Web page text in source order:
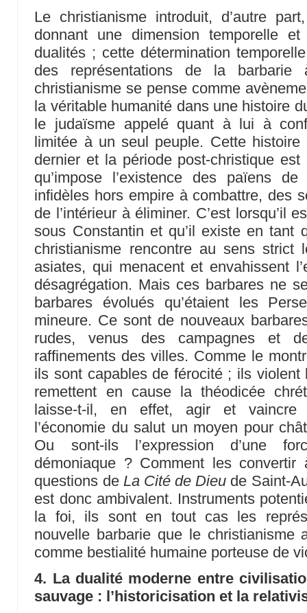
Le christianisme introduit, d’autre
donnant une dimension temporelle
dualités ; cette détermination
des représentations de la barbarie
christianisme se pense comme
la véritable humanité dans une histoire
le judaïsme appelé quant à lui à
limitée à un seul peuple. Cette
dernier et la période post-christique
qu’impose l’existence des païens
infidèles hors empire à combattre, des
de l’intérieur à éliminer. C’est lorsqu’il
sous Constantin et qu’il existe en tant
christianisme rencontre au sens strict
asiates, qui menacent et envahissent
désagrégation. Mais ces barbares ne
barbares évolués qu’étaient les
mineure. Ce sont de nouveaux
rudes, venus des campagnes et
raffinements des villes. Comme le
ils sont capables de férocité ; ils violent
remettent en cause la théodicée
laisse-t-il, en effet, agir et vaincre
l’économie du salut un moyen pour
Ou sont-ils l’expression d’une
démoniaque ? Comment les
questions de La Cité de Dieu de Saint-
est donc ambivalent. Instruments
la foi, ils sont en tout cas les
nouvelle barbarie que le christianisme
comme bestialité humaine porteuse de
4. La dualité moderne entre
sauvage : l’historicisation et la